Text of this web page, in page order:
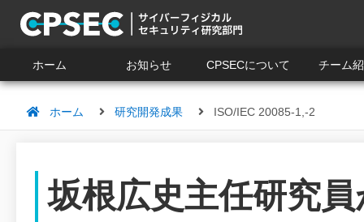
ホーム お知らせ CPSECについて チーム
ホーム 研究開発成果 ISO/IEC 20085-1,-2
坂根広史主任研究